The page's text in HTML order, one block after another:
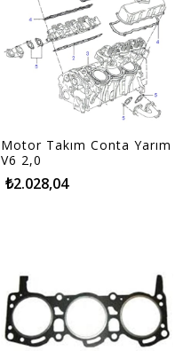
Motor Takım Conta Yarım
V6 2,0
₺2.028,04